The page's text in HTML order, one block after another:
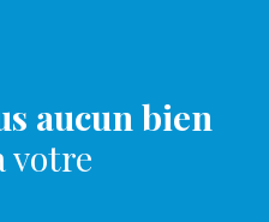
aucun bien
votre